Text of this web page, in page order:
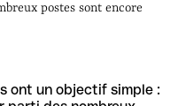
postes sont encore
ont un objectif simple :